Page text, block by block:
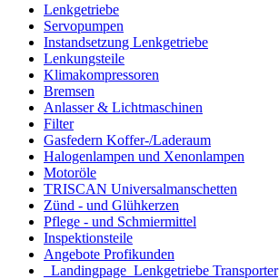
Lenkgetriebe
Servopumpen
Instandsetzung Lenkgetriebe
Lenkungsteile
Klimakompressoren
Bremsen
Anlasser & Lichtmaschinen
Filter
Gasfedern Koffer-/Laderaum
Halogenlampen und Xenonlampen
Motoröle
TRISCAN Universalmanschetten
Zünd - und Glühkerzen
Pflege - und Schmiermittel
Inspektionsteile
Angebote Profikunden
_Landingpage_Lenkgetriebe Transporter